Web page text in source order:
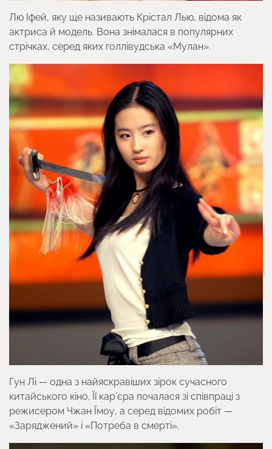
Лю Іфей, яку ще називають Крістал Лью, відома як
актриса й модель. Вона знімалася в популярних
стрічках, серед яких голлівудська «Мулан».
Гун Лі — одна з найяскравіших зірок сучасного
китайського кіно. Її кар’єра почалася зі співпраці з
режисером Чжан Їмоу, а серед відомих робіт —
«Заряджений» і «Потреба в смерті».